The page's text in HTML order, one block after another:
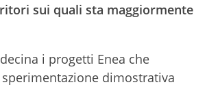
sui quali sta maggiormente
i progetti Enea che
dimostrativa